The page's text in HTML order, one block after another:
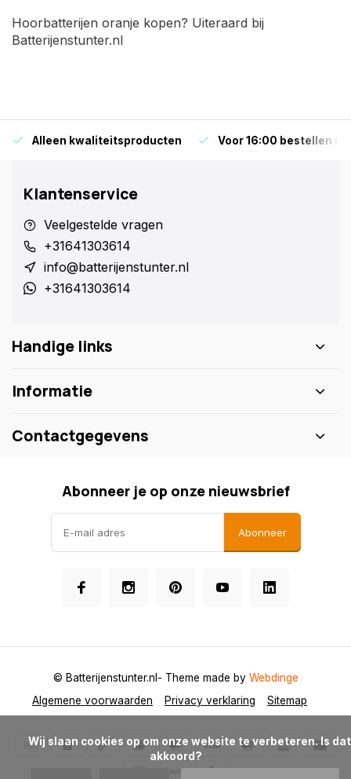
Hoorbatterijen oranje kopen? Uiteraard bij
Batterijenstunter.nl
Alleen kwaliteitsproducten Voor 16:00 bestellen is
Klantenservice
Veelgestelde vragen
+31641303614
info@batterijenstunter.nl
+31641303614
Handige links
Informatie
Contactgegevens
Abonneer je op onze nieuwsbrief
Abonneer
Algemene voorwaarden Privacy verklaring Sitemap
© Batterijenstunter.nl - Theme made by Webdinge
akkoord?